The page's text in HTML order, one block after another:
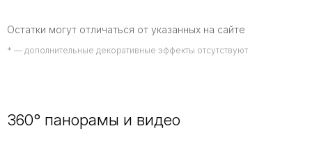
Остатки могут отличаться от указанных на сайте
* — дополнительные декоративные эффекты отсутствуют
360° панорамы и видео